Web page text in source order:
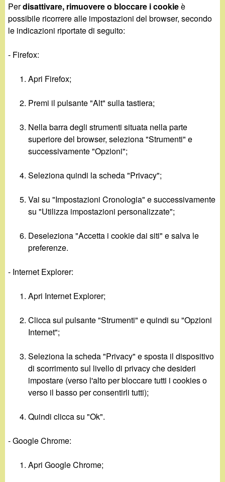
Perdisattivare, rimuovere o bloccare i cookieè
possibile ricorrere alle impostazioni del browser, secondo
le indicazioni riportate di seguito:
- Firefox:
Apri Firefox;
Premi il pulsante "Alt" sulla tastiera;
Nella barra degli strumenti situata nella parte
superiore del browser, seleziona "Strumenti" e
successivamente "Opzioni";
Seleziona quindi la scheda "Privacy";
Vai su "Impostazioni Cronologia" e successivamente
su "Utilizza impostazioni personalizzate";
Deseleziona "Accetta i cookie dai siti" e salva le
preferenze.
- Internet Explorer:
Apri Internet Explorer;
Clicca sul pulsante "Strumenti" e quindi su "Opzioni
Internet";
Seleziona la scheda "Privacy" e sposta il dispositivo
di scorrimento sul livello di privacy che desideri
impostare (verso l'alto per bloccare tutti i cookies o
verso il basso per consentirli tutti);
Quindi clicca su "Ok".
- Google Chrome:
Apri Google Chrome;